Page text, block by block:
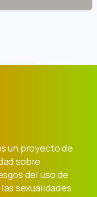
un proyecto de
sobre
del uso de
sexualidades